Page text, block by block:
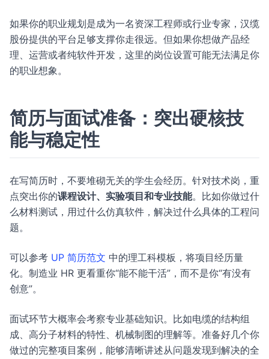
如果你的职业规划是成为一名资深工程师或行业专家，汉缆
股份提供的平台足够支撑你走很远。但如果你想做产品经
理、运营或者纯软件开发，这里的岗位设置可能无法满足你
的职业想象。
简历与面试准备：突出硬核技
能与稳定性
在写简历时，不要堆砌无关的学生会经历。针对技术岗，重
点突出你的课程设计、实验项目和专业技能。比如你做过什
么材料测试，用过什么仿真软件，解决过什么具体的工程问
题。
可以参考 UP 简历范文 中的理工科模板，将项目经历量
化。制造业 HR 更看重你“能不能干活”，而不是你“有没有
创意”。
面试环节大概率会考察专业基础知识。比如电缆的结构组
成、高分子材料的特性、机械制图的理解等。准备好几个你
做过的完整项目案例，能够清晰讲述从问题发现到解决的全